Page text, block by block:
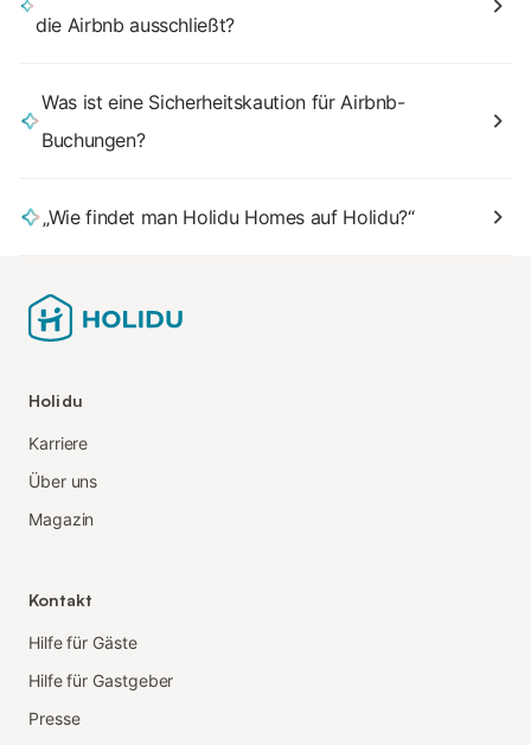
die Airbnb ausschließt?
Was ist eine Sicherheitskaution für Airbnb-
Buchungen?
„Wie findet man Holidu Homes auf Holidu?“
Holidu
Karriere
Über uns
Magazin
Kontakt
Hilfe für Gäste
Hilfe für Gastgeber
Presse